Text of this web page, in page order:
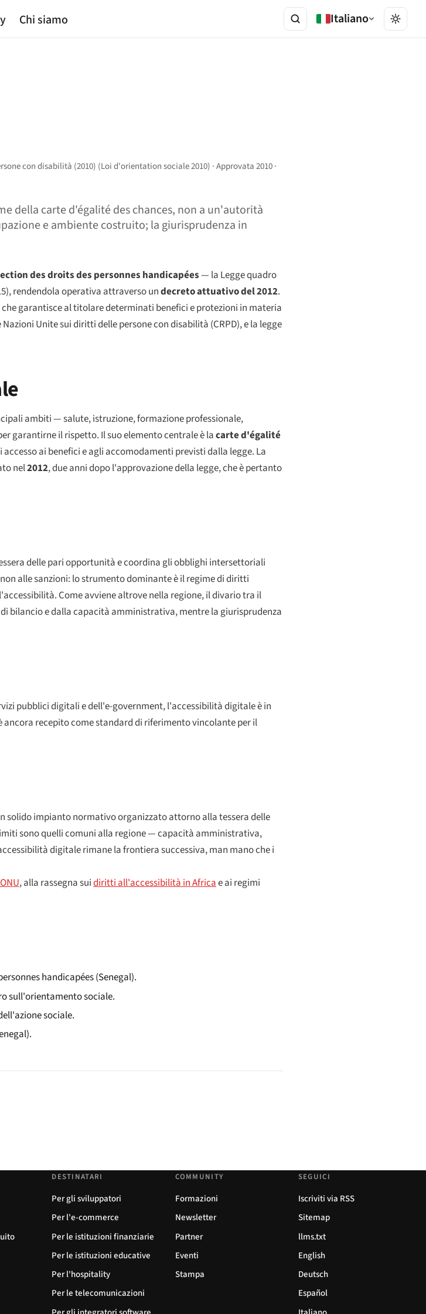
Chi siamo Italiano
con disabilità (2010) (Loi d'orientation sociale 2010) · Approvata 2010 ·
della carte d'égalité des chances, non a un'autorità
e ambiente costruito; la giurisprudenza in
des droits des personnes handicapées— la Legge quadro
rendendola operativa attraverso undecreto attuativo del 2012.
garantisce al titolare determinati benefici e protezioni in materia
Unite sui diritti delle persone con disabilità (CRPD), e la legge
ambiti — salute, istruzione, formazione professionale,
garantirne il rispetto. Il suo elemento centrale è lacarte d'égalité
ai benefici e agli accomodamenti previsti dalla legge. La
nel2012, due anni dopo l'approvazione della legge, che è pertanto
delle pari opportunità e coordina gli obblighi intersettoriali
alle sanzioni: lo strumento dominante è il regime di diritti
Come avviene altrove nella regione, il divario tra il
bilancio e dalla capacità amministrativa, mentre la giurisprudenza
pubblici digitali e dell'e-government, l'accessibilità digitale è in
ancora recepito come standard di riferimento vincolante per il
solido impianto normativo organizzato attorno alla tessera delle
sono quelli comuni alla regione — capacità amministrativa,
digitale rimane la frontiera successiva, man mano che i
, alla rassegna suidiritti all'accessibilità in Africae ai regimi
handicapées(Senegal).
sull'orientamento sociale.
sociale.
DESTINATARI
Per gli sviluppatori
Per l'e-commerce
Per le istituzioni finanziarie
Per le istituzioni educative
Per l'hospitality
Per le telecomunicazioni
COMMUNITY
Formazioni
Newsletter
Partner
Eventi
Stampa
SEGUICI
Iscriviti via RSS
Sitemap
llms.txt
English
Deutsch
Español